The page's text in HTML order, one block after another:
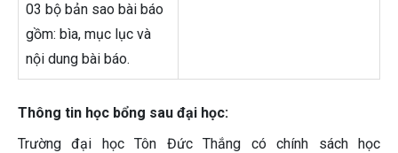
03 bộ bản sao bài báo
gồm: bìa, mục lục và
nội dung bài báo.
Thông tin học bổng sau đại học:
Trường đại học Tôn Đức Thắng có chính sách học